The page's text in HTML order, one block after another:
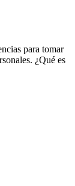
para tomar
¿Qué es